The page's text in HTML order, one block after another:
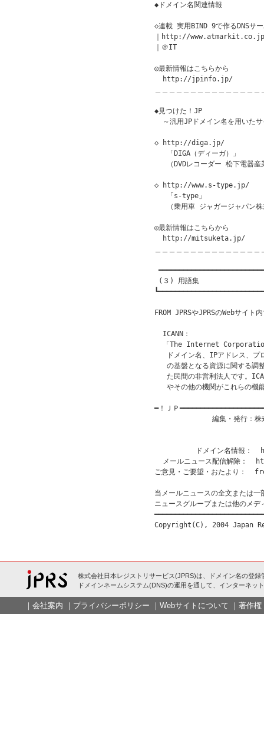
◆ドメイン名関連情報
◇連載 実用BIND 9で作るDNSサ
｜http://
｜＠IT
◎最新情報はこちらから
  http://jpinfo.jp/
◆見つけた！JP
～汎用JPドメイン名を用いた
◇ http://diga.jp/
   「DIGA（ディーガ）」
（DVDレコーダー 松下電器産
◇ http://www.s-type.jp/
   「s-type」
（乗用車 ジャガージャパン
◎最新情報はこちらから
  http://mitsuketa.jp/
(３) 用語集
FROM JPRSやJPRSのWebサイ
  ICANN：
「The Internet
ドメイン名、IPアドレス、プ
の基盤となる資源に関する調
た民間の非営利法人です。
やその他の機関がこれらの機
━！ＪＰ
編集・発行：株
ドメイン名情報：
メールニュース配信解除：
ご意見・ご要望・おたより：
当メールニュースの全文または
ニュースグループまたは他のメ
株式会社日本レジストリサービス(JPRS)は、ドメイン名の登録
ドメインネームシステム(DNS)の運用を通して、インターネッ
｜ 会社案内 ｜ プライバシーポリシー ｜ Webサイトについて ｜ 著作権